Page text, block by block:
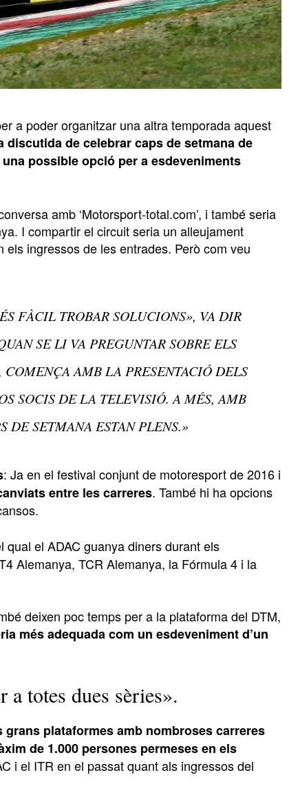
a poder organitzar una altra temporada aquest
discutida de celebrar caps de setmana de
possible opció per a esdeveniments
amb ‘Motorsport-total.com’, i també seria
I compartir el circuit seria un alleujament
ingressos de les entrades. Però com veu
FÀCIL TROBAR SOLUCIONS», VA DIR
SE LI VA PREGUNTAR SOBRE ELS
AMB LA PRESENTACIÓ DELS
SOCIS DE LA TELEVISIÓ. A MÉS, AMB
DE SETMANA ESTAN PLENS.»
: Ja en el festival conjunt de motoresport de 2016 i
entre les carreres. També hi ha opcions
qual el ADAC guanya diners durant els
Alemanya, TCR Alemanya, la Fórmula 4 i la
deixen poc temps per a la plataforma del DTM,
més adequada com un esdeveniment d’un
totes dues sèries».
plataformes amb nombroses carreres
de 1.000 persones permeses en els
i el ITR en el passat quant als ingressos del